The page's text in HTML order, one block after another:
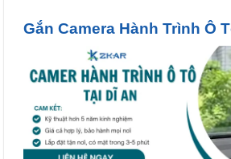
Gắn Camera Hành Trình Ô